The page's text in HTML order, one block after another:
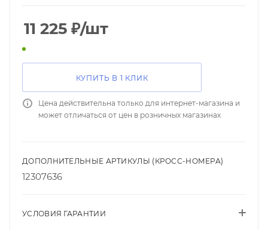
11 225 ₽/шт
КУПИТЬ В 1 КЛИК
Цена действительна только для интернет-магазина и
может отличаться от цен в розничных магазинах
ДОПОЛНИТЕЛЬНЫЕ АРТИКУЛЫ (КРОСС-НОМЕРА)
12307636
УСЛОВИЯ ГАРАНТИИ